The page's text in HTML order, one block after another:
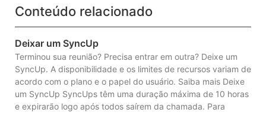
Conteúdo relacionado
Deixar um SyncUp
Terminou sua reunião? Precisa entrar em outra? Deixe um
SyncUp. A disponibilidade e os limites de recursos variam de
acordo com o plano e o papel do usuário. Saiba mais Deixe
um SyncUp SyncUps têm uma duração máxima de 10 horas
e expirarão logo após todos saírem da chamada. Para